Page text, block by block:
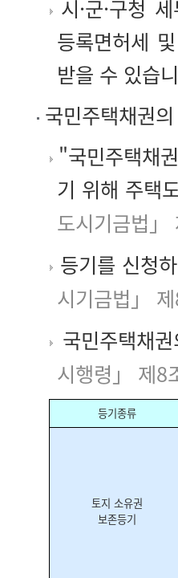
시·군·구청
등록면허세
받을 수 있습
국민주택채권
"국민주택채
기 위해 주택
도시기금법」
등기를 신청
시기금법」
국민주택채
시행령」 제8
등기종류
토지 소유권
보존등기